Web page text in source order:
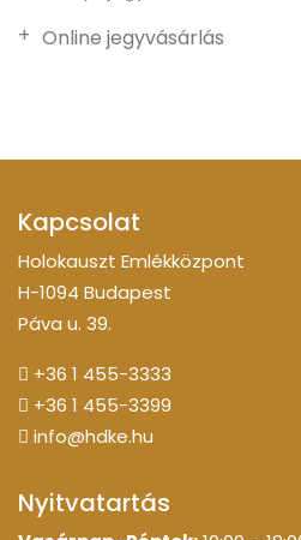
Online jegyvásárlás
Kapcsolat
Holokauszt Emlékközpont
H-1094 Budapest
Páva u. 39.
+36 1 455-3333
+36 1 455-3399
info@hdke.hu
Nyitvatartás